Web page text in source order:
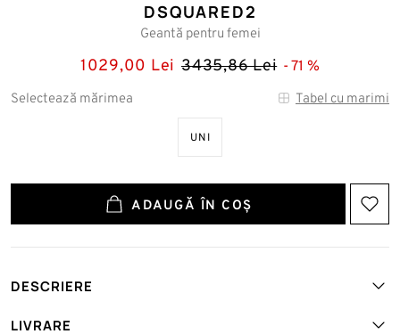
DSQUARED2
Geantă pentru femei
1029,00 Lei 3435,86 Lei 71
Selectează mărimea Tabel cu marimi
UNI
ADAUGĂ ÎN COȘ
DESCRIERE
Art. №: DSQ-SPW0085GTEX-F-BAG-GIALLO
LIVRARE